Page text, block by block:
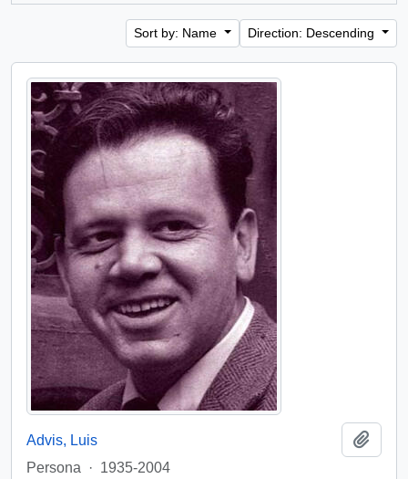
Sort by: Name Direction: Descending
Advis, Luis
Persona
· 1935-2004